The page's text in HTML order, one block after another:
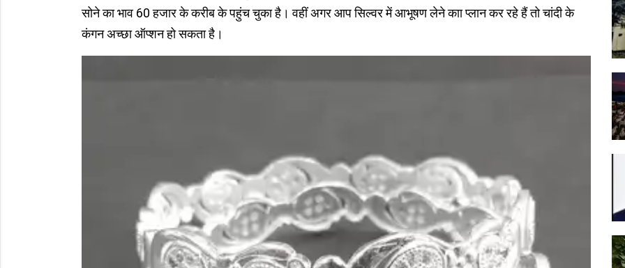
सोने का भाव 60 हजार के करीब के पहुंच चुका है। वहीं अगर आप सिल्वर में आभूषण लेने काा प्लान कर रहे हैं तो चांदी के
कंगन अच्छा ऑप्शन हो सकता है।